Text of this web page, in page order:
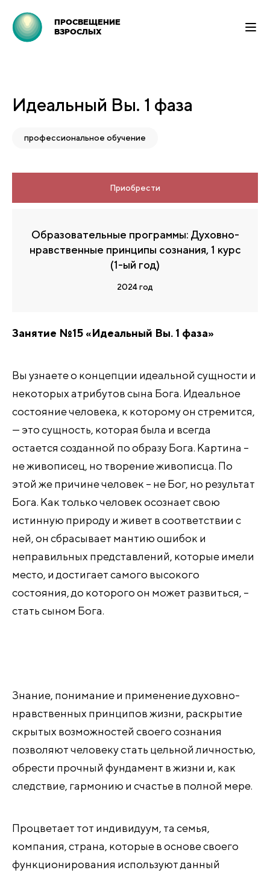
ПРОСВЕЩЕНИЕ
ВЗРОСЛЫХ
Идеальный Вы. 1 фаза
профессиональное обучение
Приобрести
Образовательные программы: Духовно-
нравственные принципы сознания, 1 курс
(1-ый год)
2024 год
Занятие №15 «Идеальный Вы. 1 фаза»
Вы узнаете о концепции идеальной сущности и
некоторых атрибутов сына Бога. Идеальное
состояние человека, к которому он стремится,
— это сущность, которая была и всегда
остается созданной по образу Бога. Картина –
не живописец, но творение живописца. По
этой же причине человек – не Бог, но результат
Бога. Как только человек осознает свою
истинную природу и живет в соответствии с
ней, он сбрасывает мантию ошибок и
неправильных представлений, которые имели
место, и достигает самого высокого
состояния, до которого он может развиться, –
стать сыном Бога.
Знание, понимание и применение духовно-
нравственных принципов жизни, раскрытие
скрытых возможностей своего сознания
позволяют человеку стать цельной личностью,
обрести прочный фундамент в жизни и, как
следствие, гармонию и счастье в полной мере.
Процветает тот индивидуум, та семья,
компания, страна, которые в основе своего
функционирования используют данный